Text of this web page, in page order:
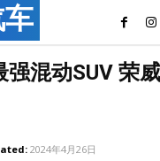
强混动SUV 荣
2024年4月26日